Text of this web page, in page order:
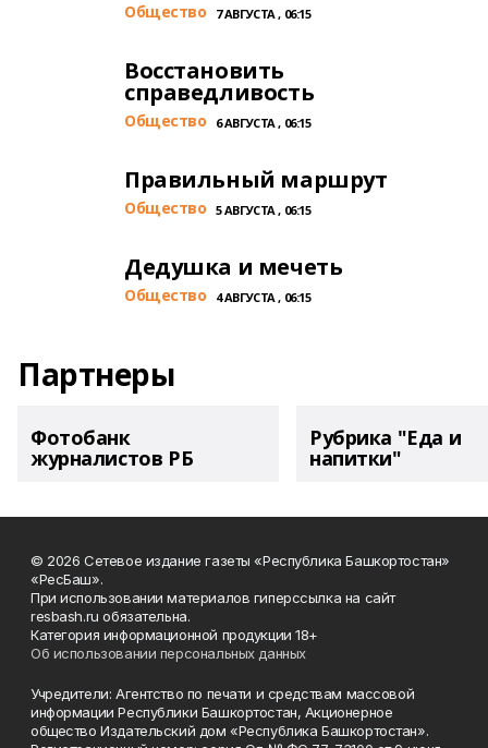
Общество 7 АВГУСТА , 06:15
Восстановить
справедливость
Общество 6 АВГУСТА , 06:15
Правильный маршрут
Общество 5 АВГУСТА , 06:15
Дедушка и мечеть
Общество 4 АВГУСТА , 06:15
Партнеры
Фотобанк
журналистов РБ
Рубрика "Еда и
напитки"
© 2026 Сетевое издание газеты «Республика Башкортостан»
«РесБаш».
При использовании материалов гиперссылка на сайт
resbash.ru обязательна.
Категория информационной продукции 18+
Об использовании персональных данных
Учредители: Агентство по печати и средствам массовой
информации Республики Башкортостан, Акционерное
общество Издательский дом «Республика Башкортостан».